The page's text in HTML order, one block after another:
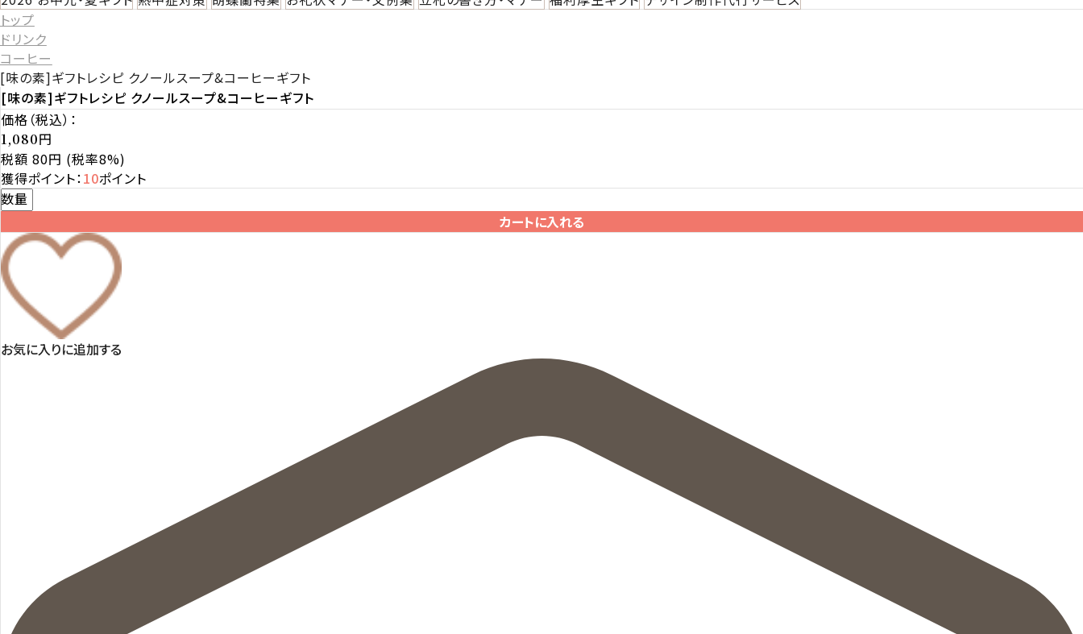
トップ
ドリンク
コーヒー
[味の素]ギフトレシピ クノールスープ&コーヒーギフト
[味の素]ギフトレシピ クノールスープ&コーヒーギフト
価格（税込）：
1,080円
税額 80円 (税率8%)
獲得ポイント：10ポイント
数量
カートに入れる
お気に入りに追加する